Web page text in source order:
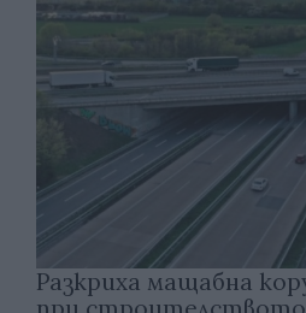
Разкриха мащабна